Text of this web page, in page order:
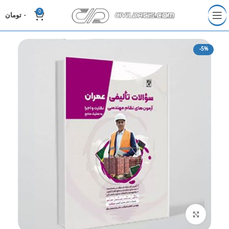
0 ۰ تومان
-5%
برای بزرگنمایی کلیک کنید